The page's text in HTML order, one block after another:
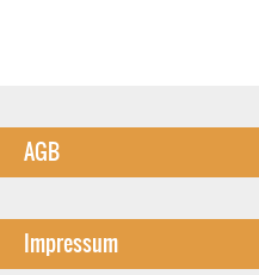
AGB
Impressum